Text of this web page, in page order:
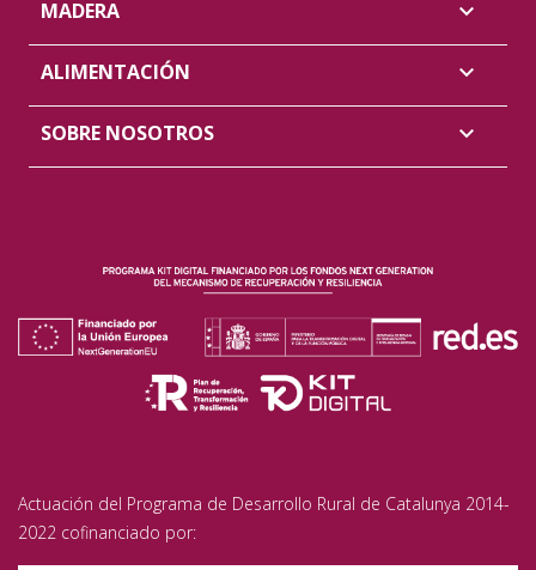
MADERA 
ALIMENTACIÓN 
SOBRE NOSOTROS 
Actuación del Programa de Desarrollo Rural de Catalunya 2014-
2022 cofinanciado por: